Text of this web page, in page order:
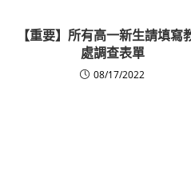
【重要】所有高一新生請填寫
處調查表單
08/17/2022